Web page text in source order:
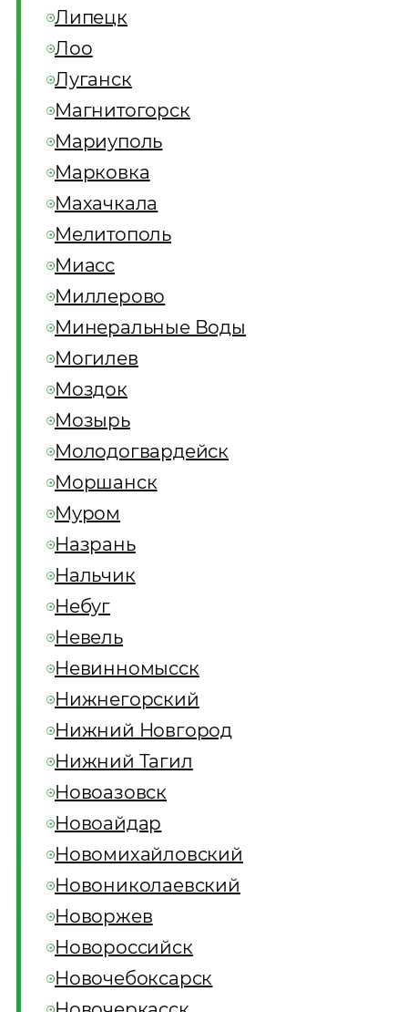
Липецк
Лоо
Луганск
Магнитогорск
Мариуполь
Марковка
Махачкала
Мелитополь
Миасс
Миллерово
Минеральные Воды
Могилев
Моздок
Мозырь
Молодогвардейск
Моршанск
Муром
Назрань
Нальчик
Небуг
Невель
Невинномысск
Нижнегорский
Нижний Новгород
Нижний Тагил
Новоазовск
Новоайдар
Новомихайловский
Новониколаевский
Новоржев
Новороссийск
Новочебоксарск